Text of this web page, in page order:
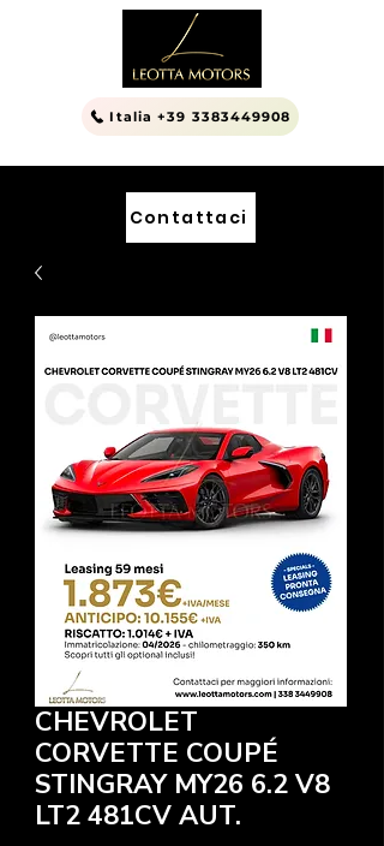
Italia +39 3383449908
Contattaci
CHEVROLET
CORVETTE COUPÉ
STINGRAY MY26 6.2 V8
LT2 481CV AUT.